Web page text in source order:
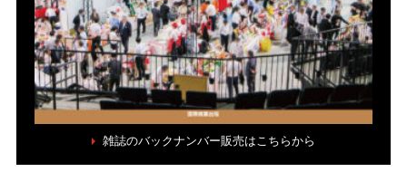
雑誌のバックナンバー販売はこちらから